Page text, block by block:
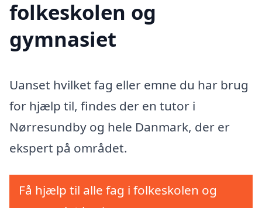
folkeskolen og
gymnasiet
Uanset hvilket fag eller emne du har brug
for hjælp til, findes der en tutor i
Nørresundby og hele Danmark, der er
ekspert på området.
Få hjælp til alle fag i folkeskolen og